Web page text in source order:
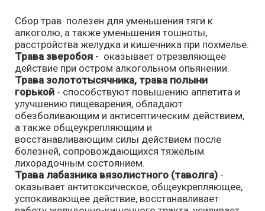
Сбор трав полезен для уменьшения тяги к
алкоголю, а также уменьшения тошноты,
расстройства желудка и кишечника при похмелье.
Трава зверобоя - оказывает отрезвляющее
действие при остром алкогольном опьянении.
Трава золототысячника, трава полыни
горькой - способствуют повышению аппетита и
улучшению пищеварения, обладают
обезболивающим и антисептическим действием,
а также общеукрепляющим и
восстанавливающим силы действием после
болезней, сопровождающихся тяжелым
лихорадочным состоянием.
Трава лабазника вязолистного (таволга) -
оказывает антитоксическое, общеукрепляющее,
успокаивающее действие, восстанавливает